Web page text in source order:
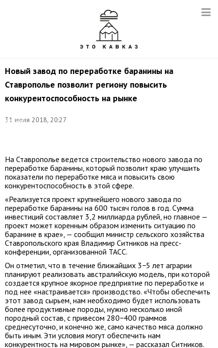
Новый завод по переработке баранины на
Ставрополье позволит региону повысить
конкурентоспособность на рынке
31 июля 2018, 20:27
Василий
На Ставрополье ведется строительство нового завода по
переработке баранины, который позволит краю улучшить
показатели по переработке мяса и повысить свою
конкурентоспособность в этой сфере.
«Реализуется проект крупнейшего нового завода по
переработке баранины на 600 тысяч голов в год. Сумма
инвестиций составляет 3,2 миллиарда рублей, но главное —
проект может коренным образом изменить ситуацию по
баранине в крае», — сообщил министр сельского хозяйства
Ставропольского края Владимир Ситников на пресс-
конференции, организованной ТАСС.
Он отметил, что в течение ближайших 3−5 лет аграрии
планируют реализовать австралийскую модель, при которой
создается крупное якорное предприятие по переработке и
под нее «настраивается» производство. «Чтобы обеспечить
этот завод сырьем, нам необходимо будет использовать
более продуктивные породы, нужно несколько иной
породный состав, с привесом 280−400 граммов
среднесуточно, и конечно же, само качество мяса должно
быть иным. Эти условия могут обеспечить нам
конкурентность на мировом рынке», — рассказал Ситников.